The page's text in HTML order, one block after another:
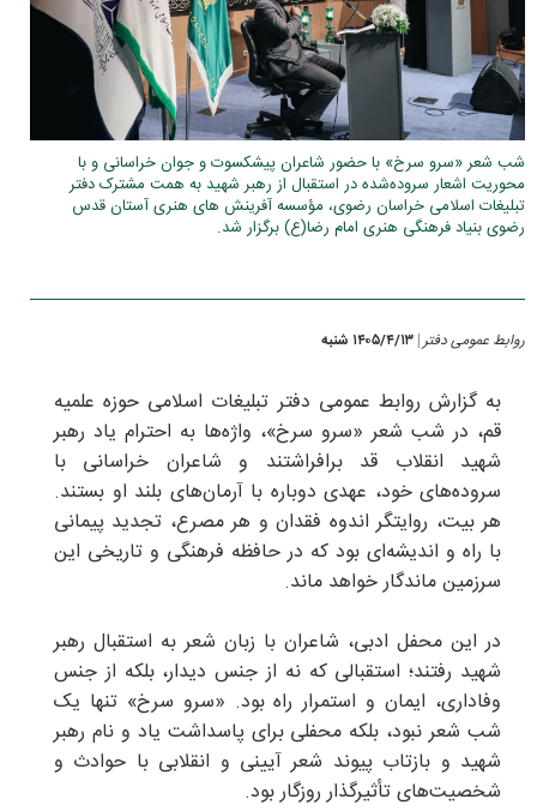
شب شعر «سرو سرخ» با حضور شاعران پیشکسوت و جوان خراسانی و با
محوریت اشعار سروده‌شده در استقبال از رهبر شهید به همت مشترک دفتر
تبلیغات اسلامی خراسان رضوی، مؤسسه آفرینش های هنری آستان قدس
رضوی بنیاد فرهنگی هنری امام رضا(ع) برگزار شد.
روابط عمومی دفتر ۱۴۰۵/۴/۱۳ شنبه
به گزارش روابط عمومی دفتر تبلیغات اسلامی حوزه علمیه
قم، در شب شعر «سرو سرخ»، واژه‌ها به احترام یاد رهبر
شهید انقلاب قد برافراشتند و شاعران خراسانی با
سروده‌های خود، عهدی دوباره با آرمان‌های بلند او بستند.
هر بیت، روایتگر اندوه فقدان و هر مصرع، تجدید پیمانی
با راه و اندیشه‌ای بود که در حافظه فرهنگی و تاریخی این
سرزمین ماندگار خواهد ماند.
در این محفل ادبی، شاعران با زبان شعر به استقبال رهبر
شهید رفتند؛ استقبالی که نه از جنس دیدار، بلکه از جنس
وفاداری، ایمان و استمرار راه بود. «سرو سرخ» تنها یک
شب شعر نبود، بلکه محفلی برای پاسداشت یاد و نام رهبر
شهید و بازتاب پیوند شعر آیینی و انقلابی با حوادث و
شخصیت‌های تأثیرگذار روزگار بود.